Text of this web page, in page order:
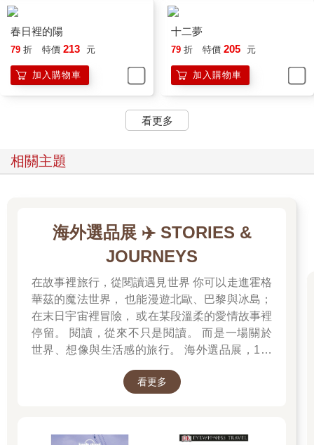
「生日快樂，你們要幸福喔～」
「好羨慕喔，生日快樂！」
「超閃der～」
一則又一則的回應與祝福映入眼簾，讓她心頭登時湧上一股強烈
的憎惡，渾身血液瞬間往頭頂直衝，久久無法將視線從手機螢幕
舊顫抖著手，在留言欄裡快速打出一連串字句：「小三小三小三
小三！」
界都知道那女人是多麼不要臉，又有多麼不知廉恥！
但就在發送留言的前一刻，她的食指懸在半空中，遲遲沒有落
百般複雜的情緒在她的胸口翻攪，像是掀起一波波滔天巨浪，使
她久久無法平息。
就在這時，一陣腳步聲從一樓大門傳了過來。
她倏地回神，繃緊神經，低頭往樓下看去。
從她的角度向下看，剛好可以從正上方看到他戴著的黑色頭巾，
春日裡的陽
79 折 特價 213 元
加入購物車
十二夢
79 折 特價 205 元
加入購物車
看更多
相關主題
海外選品展 ✈️ STORIES &
JOURNEYS
在故事裡旅行，從閱讀遇見世界 你可以走進霍格
華茲的魔法世界， 也能漫遊北歐、巴黎與冰島；
在末日宇宙裡冒險， 或在某段溫柔的愛情故事裡
停留。 閱讀，從來不只是閱讀。 而是一場關於
世界、想像與生活感的旅行。 海外選品展，1折
看更多